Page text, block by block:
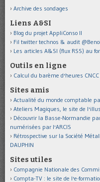
Archive des sondages
Liens A&SI
Blog du projet AppliConso II
Fil twitter technos & audit
Les articles A&SI (flux RSS) au
Outils en ligne
Calcul du barème d'heures
Sites amis
Actualité du monde comptable
Ateliers Magiques, le site de
Découvrir la Basse-Normandie
numérisées par l'ARCIS
Rétrospective sur la Société
DAUPHIN
Sites utiles
Compagnie Nationale des
Compta-TV : le site de l'e-